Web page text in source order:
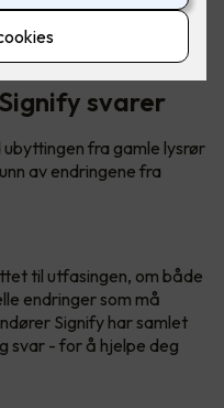
å si for din bedrift?
svarer
fra gamle lysrør
av endringene fra
til utfasingen, om både
endringer som må
Signify har samlet
svar - for å hjelpe deg